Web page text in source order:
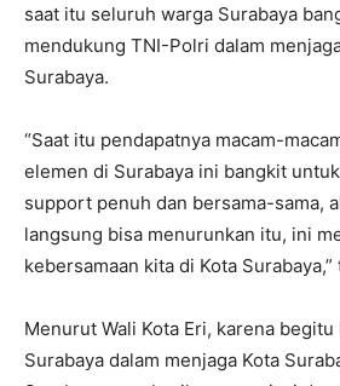
saat itu seluruh warga Surabaya
mendukung TNI-Polri dalam
Surabaya.
“Saat itu pendapatnya macam-
elemen di Surabaya ini bangkit
support penuh dan bersama-sama,
langsung bisa menurunkan itu, ini
kebersamaan kita di Kota Surabaya,”
Menurut Wali Kota Eri, karena
Surabaya dalam menjaga Kota